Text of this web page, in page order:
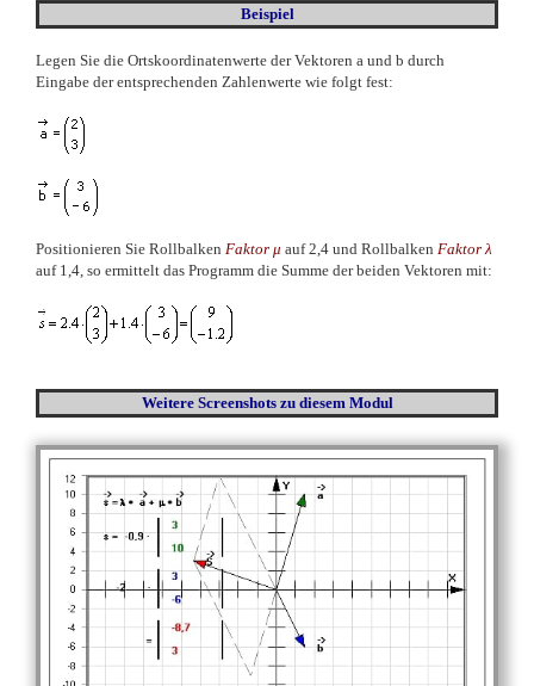
Beispiel
Legen Sie die Ortskoordinatenwerte der Vektoren a und b durch
Eingabe der entsprechenden Zahlenwerte wie folgt fest:
Positionieren Sie Rollbalken Faktor μ auf 2,4 und Rollbalken Faktorλ
auf 1,4, so ermittelt das Programm die Summe der beiden Vektoren mit:
Weitere Screenshots zu diesem Modul